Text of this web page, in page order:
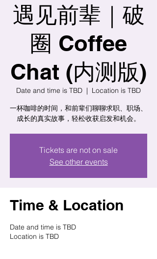
遇见前辈｜破
圈 Coffee
Chat (内测版)
Date and time is TBD
  |
Location is TBD
一杯咖啡的时间，和前辈们聊聊求职、职场、
成长的真实故事，轻松收获启发和机会。
Tickets are not on sale
See other events
Time & Location
Date and time is TBD
Location is TBD